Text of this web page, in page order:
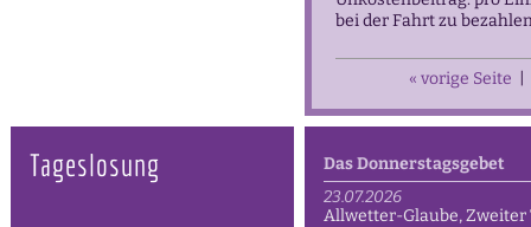
bei der Fahrt zu
« vorige Seite
Tageslosung
Das Donnerstagsgebet
23.07.2026
Allwetter-Glaube, Zweiter